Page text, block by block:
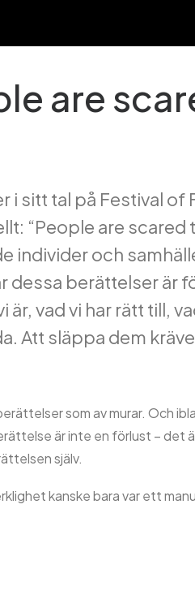
are
i sitt tal på Festival
“People are scared
individer och
dessa berättelser är
är, vad vi har rätt till,
Att släppa dem
som av murar. Och
är inte en förlust – det
själv.
kanske bara var ett